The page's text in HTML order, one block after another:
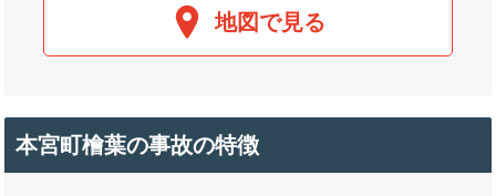
地図で見る
本宮町檜葉の事故の特徴